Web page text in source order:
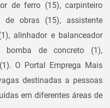
de ferro (15), carpinteiro
de obras (15), assistente
alinhador e balanceador
bomba de concreto (1),
O Portal Emprega Mais
destinadas a pessoas
em diferentes áreas de